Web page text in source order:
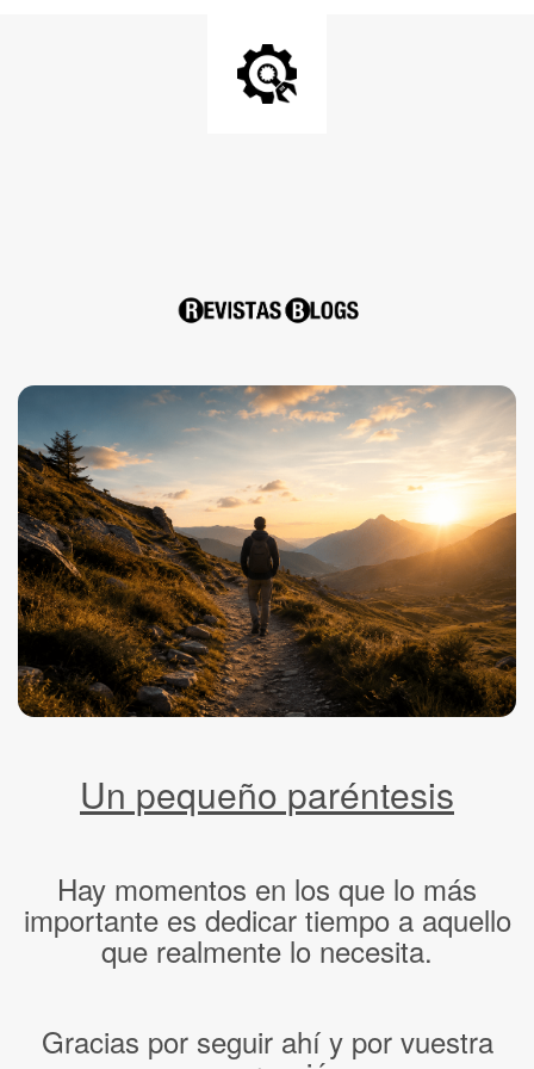
Un pequeño paréntesis
Hay momentos en los que lo más
importante es dedicar tiempo a aquello
que realmente lo necesita.
Gracias por seguir ahí y por vuestra